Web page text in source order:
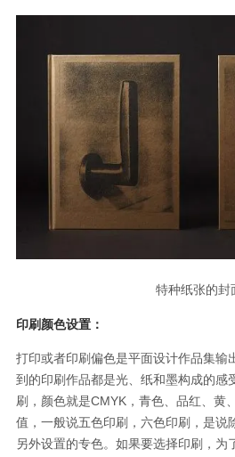
特种纸张的封
印刷颜色设置：
打印或者印刷偏色是平面设计作品集输
到的印刷作品都是光、纸和墨构成的感
刷，颜色就是CMYK，青色、品红、黄
值，一般说五色印刷，六色印刷，是说
另外设置的专色。如果要选择印刷，为